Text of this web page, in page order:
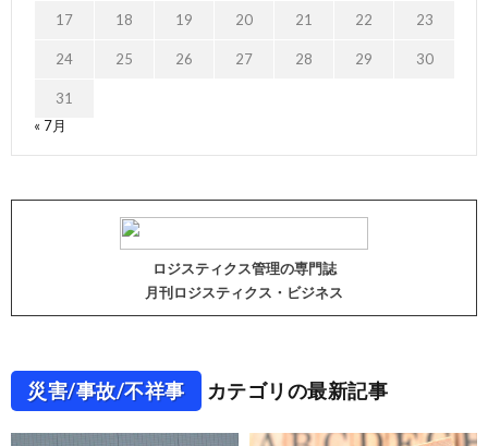
17 18 19 20 21 22 23
24 25 26 27 28 29 30
31
« 7月
ロジスティクス管理の専門誌
月刊ロジスティクス・ビジネス
災害/事故/不祥事 カテゴリの最新記事